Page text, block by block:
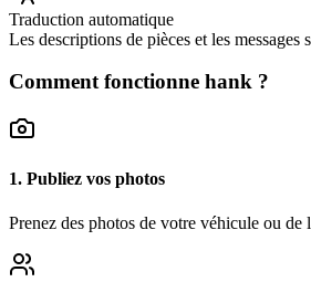
Traduction automatique
Les descriptions de pièces et les
Comment fonctionne hank ?
1. Publiez vos photos
Prenez des photos de votre véhicule ou de